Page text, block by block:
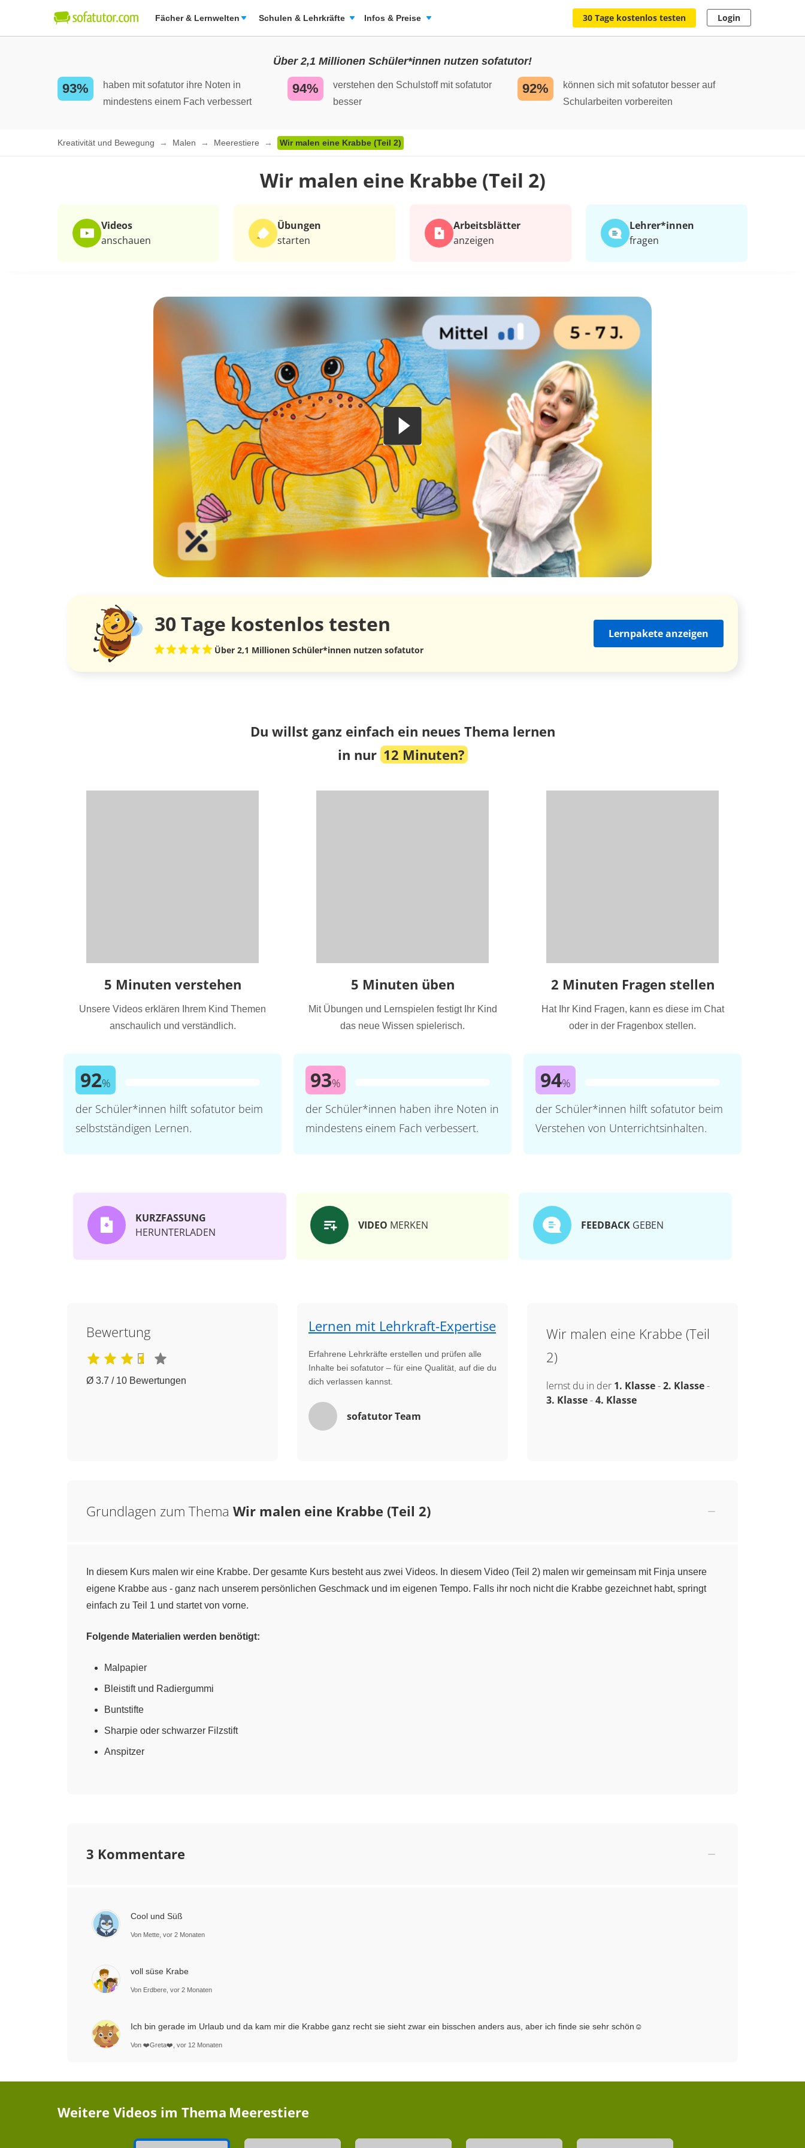
Fächer & Lernwelten Schulen & Lehrkräfte Infos & Preise 30 Tage kostenlos testen Login
Über 2,1 Millionen Schüler*innen nutzen sofatutor!
93%
haben mit sofatutor ihre Noten in
mindestens einem Fach verbessert
94%
verstehen den Schulstoff mit sofatutor
besser
92%
können sich mit sofatutor besser auf
Schularbeiten vorbereiten
Kreativität und Bewegung Malen Meerestiere Wir malen eine Krabbe (Teil 2)
Wir malen eine Krabbe (Teil 2)
Videos
anschauen
Übungen
starten
Arbeits­blätter
anzeigen
Lehrer*​innen
fragen
30 Tage kostenlos testen
Über 2,1 Millionen Schüler*innen nutzen sofatutor
Lernpakete anzeigen
Du willst ganz einfach ein neues Thema lernen
in nur 12 Minuten?
5 Minuten verstehen
Unsere Videos erklären Ihrem Kind Themen
anschaulich und verständlich.
92%
der Schüler*innen hilft sofatutor beim
selbstständigen Lernen.
5 Minuten üben
Mit Übungen und Lernspielen festigt Ihr Kind
das neue Wissen spielerisch.
93%
der Schüler*innen haben ihre Noten in
mindestens einem Fach verbessert.
2 Minuten Fragen stellen
Hat Ihr Kind Fragen, kann es diese im Chat
oder in der Fragenbox stellen.
94%
der Schüler*innen hilft sofatutor beim
Verstehen von Unterrichtsinhalten.
KURZFASSUNG
HERUNTERLADEN
VIDEO MERKEN FEEDBACK GEBEN
Bewertung
Ø 3.7 / 10 Bewertungen
Lernen mit Lehrkraft-Expertise
Erfahrene Lehrkräfte erstellen und prüfen alle
Inhalte bei sofatutor – für eine Qualität, auf die du
dich verlassen kannst.
sofatutor Team
Wir malen eine Krabbe (Teil
2)
lernst du in der 1. Klasse-2. Klasse-
3. Klasse-4. Klasse
Grundlagen zum Thema Wir malen eine Krabbe (Teil 2)
In diesem Kurs malen wir eine Krabbe. Der gesamte Kurs besteht aus zwei Videos. In diesem Video (Teil 2) malen wir gemeinsam mit Finja unsere
eigene Krabbe aus - ganz nach unserem persönlichen Geschmack und im eigenen Tempo. Falls ihr noch nicht die Krabbe gezeichnet habt, springt
einfach zu Teil 1 und startet von vorne.
Folgende Materialien werden benötigt:
Malpapier
Bleistift und Radiergummi
Buntstifte
Sharpie oder schwarzer Filzstift
Anspitzer
3 Kommentare
Cool und Süß
Von Mette, vor 2 Monaten
voll süse Krabe
Von Erdbere, vor 2 Monaten
Ich bin gerade im Urlaub und da kam mir die Krabbe ganz recht sie sieht zwar ein bisschen anders aus, aber ich finde sie sehr schön☺️
Von ❤️Greta❤️, vor 12 Monaten
Weitere Videos im Thema Meerestiere